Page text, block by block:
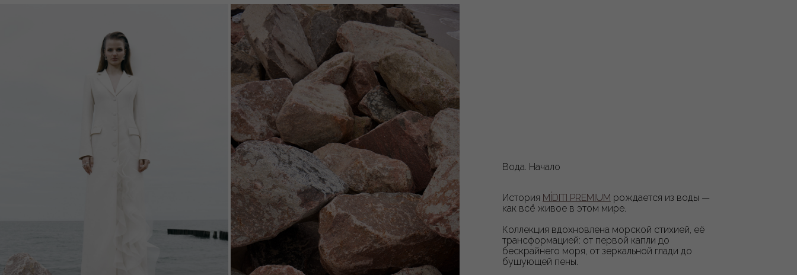
Вода. Начало⁣
История MÍDITI PREMIUM рождается из воды —
как всё живое в этом мире.
Коллекция вдохновлена морской стихией, её
трансформацией: от первой капли до
бескрайнего моря, от зеркальной глади до
бушующей пены.